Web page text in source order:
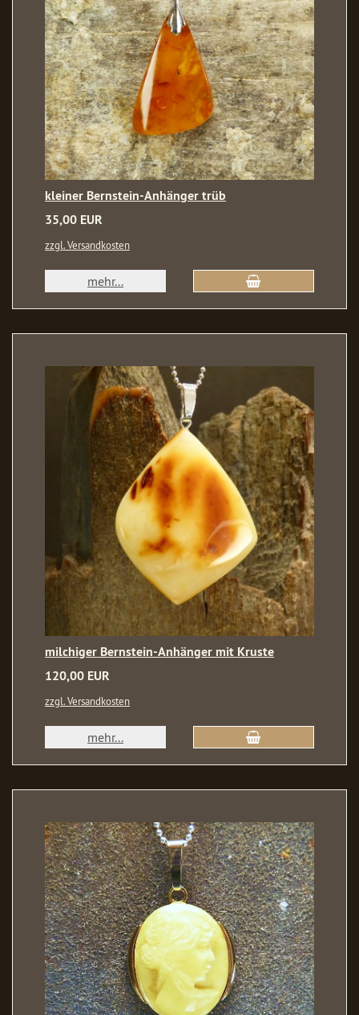
kleiner Bernstein-Anhänger trüb
35,00 EUR
zzgl. Versandkosten
mehr...
milchiger Bernstein-Anhänger mit Kruste
120,00 EUR
zzgl. Versandkosten
mehr...